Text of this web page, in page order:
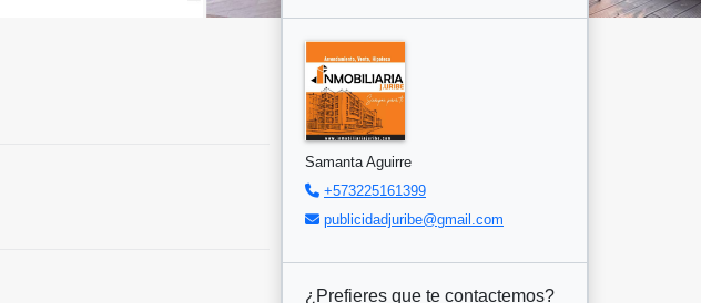
Samanta Aguirre
+573225161399
publicidadjuribe@gmail.com
¿Prefieres que te contactemos?